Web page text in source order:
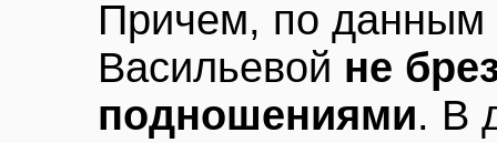
Причем, по данным
Васильевой не
подношениями. В